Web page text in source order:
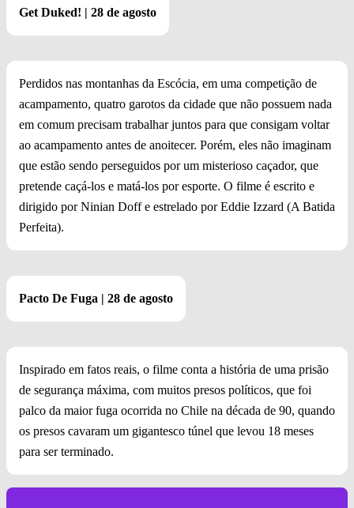
Get Duked! | 28 de agosto
Perdidos nas montanhas da Escócia, em uma competição de
acampamento, quatro garotos da cidade que não possuem nada
em comum precisam trabalhar juntos para que consigam voltar
ao acampamento antes de anoitecer. Porém, eles não imaginam
que estão sendo perseguidos por um misterioso caçador, que
pretende caçá-los e matá-los por esporte. O filme é escrito e
dirigido por Ninian Doff e estrelado por Eddie Izzard (A Batida
Perfeita).
Pacto De Fuga | 28 de agosto
Inspirado em fatos reais, o filme conta a história de uma prisão
de segurança máxima, com muitos presos políticos, que foi
palco da maior fuga ocorrida no Chile na década de 90, quando
os presos cavaram um gigantesco túnel que levou 18 meses
para ser terminado.